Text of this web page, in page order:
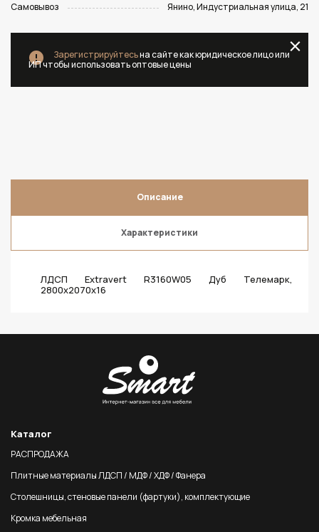
Самовывоз
Янино, Индустриальная улица, 21
Зарегистрируйтесьна сайте как юридическое лицо или
ИП чтобы использовать оптовые цены
Описание
Характеристики
ЛДСП Extravert R3160W05 Дуб Телемарк,
2800х2070х16
Каталог
РАСПРОДАЖА
Плитные материалы ЛДСП / МДФ / ХДФ / Фанера
Столешницы, стеновые панели (фартуки), комплектующие
Кромка мебельная